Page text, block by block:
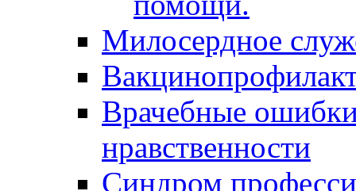
Милосердное
Врачебные ошибки
нравственности
Синдром